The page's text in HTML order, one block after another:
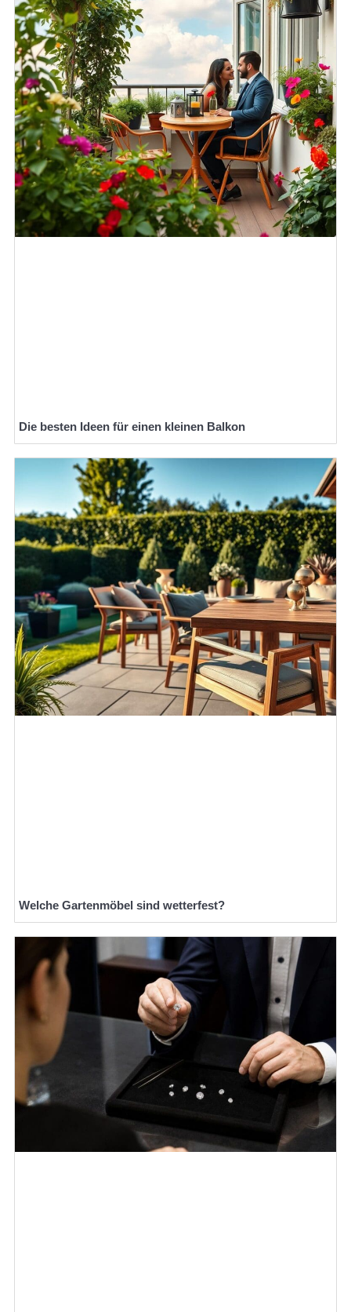
Die besten Ideen für einen kleinen Balkon
Welche Gartenmöbel sind wetterfest?